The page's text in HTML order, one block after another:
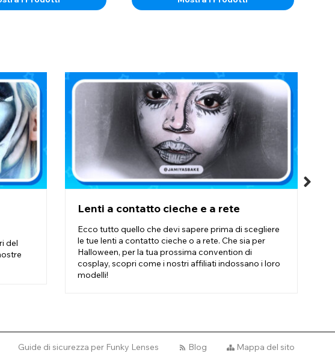
design reattivi ai raggi UV, tra cui le nostre lenti a contatto a rete bianca UV
utilizzate per creare ogni tipo di personaggio della cultura pop e mostri
I cosplayer hanno indossato le lenti a contatto bianche a rete per
avvelenati o posseduti.
così come a personaggi della cultura pop. Mentre le lenti a contatto rosse a
solo una. Le nostre lenti a contatto a rete sono molto popolari tra
del
Lenti a contatto cieche e a rete
Ecco tutto quello che devi sapere prima di scegliere
le tue lenti a contatto cieche o a rete. Che sia per
Halloween, per la tua prossima convention di
cosplay, scopri come i nostri affiliati indossano i loro
modelli!
Guide di sicurezza per Funky Lenses Blog Mappa del sito